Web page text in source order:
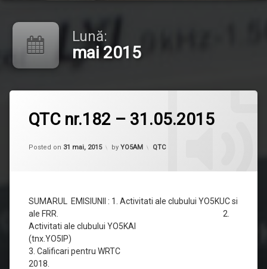
Lună:
mai 2015
QTC nr.182 – 31.05.2015
Posted on 31 mai, 2015
Updated on 21 iunie, 2015
by YO5AM Categorii:
QTC
SUMARUL EMISIUNII : 1. Activitati ale clubului YO5KUC si
ale FRR. 2.
Activitati ale clubului YO5KAI
(tnx.YO5IP)
3. Calificari pentru WRTC
2018.
un
comentariu
QTC